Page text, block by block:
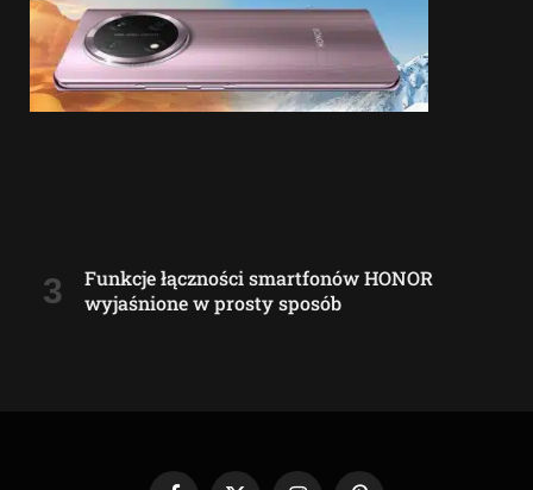
Funkcje łączności smartfonów HONOR
wyjaśnione w prosty sposób